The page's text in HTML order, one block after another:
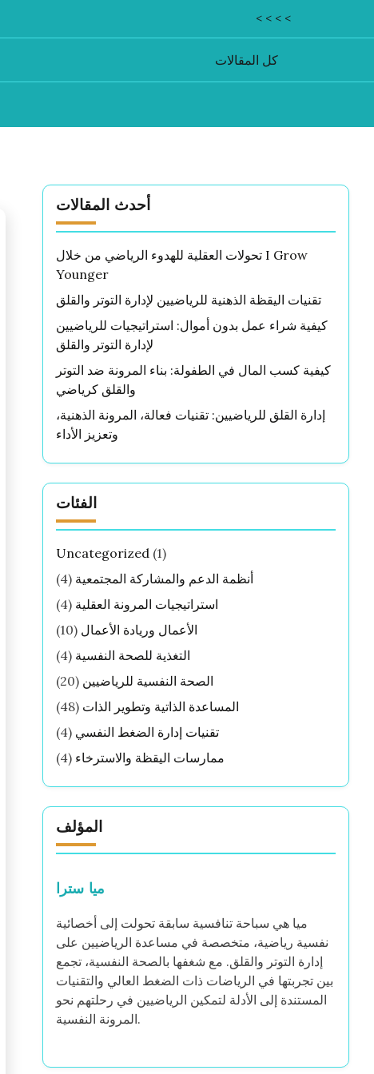
< < < <
كل المقالات
أحدث المقالات
تحولات العقلية للهدوء الرياضي من خلال I Grow
Younger
تقنيات اليقظة الذهنية للرياضيين لإدارة التوتر والقلق
كيفية شراء عمل بدون أموال: استراتيجيات للرياضيين
لإدارة التوتر والقلق
كيفية كسب المال في الطفولة: بناء المرونة ضد التوتر
والقلق كرياضي
إدارة القلق للرياضيين: تقنيات فعالة، المرونة الذهنية،
وتعزيز الأداء
الفئات
Uncategorized(1)
أنظمة الدعم والمشاركة المجتمعية (4)
استراتيجيات المرونة العقلية (4)
الأعمال وريادة الأعمال (10)
التغذية للصحة النفسية (4)
الصحة النفسية للرياضيين (20)
المساعدة الذاتية وتطوير الذات (48)
تقنيات إدارة الضغط النفسي (4)
ممارسات اليقظة والاسترخاء (4)
المؤلف
ميا سترا
ميا هي سباحة تنافسية سابقة تحولت إلى أخصائية
نفسية رياضية، متخصصة في مساعدة الرياضيين على
إدارة التوتر والقلق. مع شغفها بالصحة النفسية، تجمع
بين تجربتها في الرياضات ذات الضغط العالي والتقنيات
المستندة إلى الأدلة لتمكين الرياضيين في رحلتهم نحو
المرونة النفسية.